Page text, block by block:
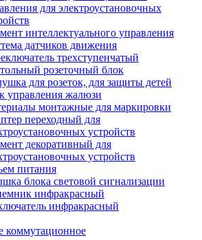
для электроустановочных
интеллектуального управления
датчиков движения
трехступенчатый
розеточный блок
для розеток, для защиты детей
управления жалюзи
монтажные для маркировки
переходный для
устройств
декоративный для
устройств
питания
блока световой сигнализации
инфракрасный
инфракрасный
коммутационное